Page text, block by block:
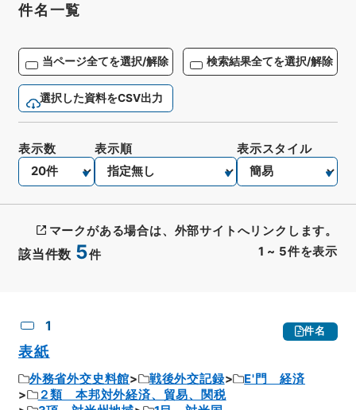
件名一覧
当ページ全てを選択/解除 検索結果全てを選択/解除
選択した資料をCSV出力
該当件数 5件 1 ~ 5件を表示
表示数 表示順 表示スタイル
マークがある場合は、外部サイトへリンクします。
1 件名
表紙
外務省外交史料館 戦後外交記録
E'門 経済
２類 本邦対外経済、貿易、関税